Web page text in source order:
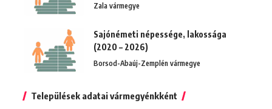
Zala vármegye
Sajónémeti népessége, lakossága
(2020 – 2026)
Borsod-Abaúj-Zemplén vármegye
Települések adatai vármegyénkként